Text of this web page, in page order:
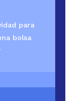
para
bolsa